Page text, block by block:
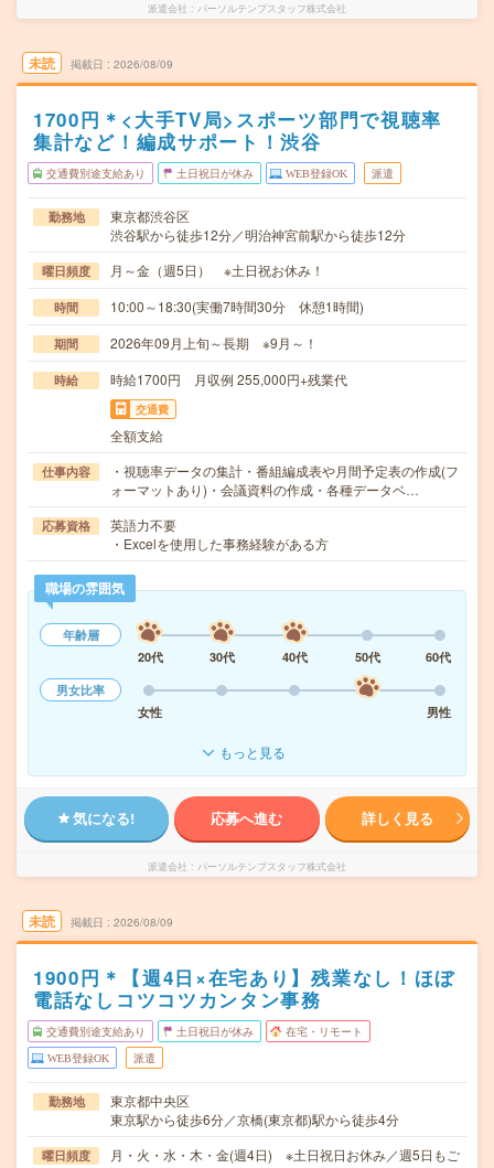
派遣会社 パーソルテンプスタッフ株式会社
未読 掲載日 2026/08/09
1700円＊<大手TV局>スポーツ部門で視聴率
集計など！編成サポート！渋谷
交通費別途支給あり 土日祝日が休み WEB登録OK 派遣
勤務地
東京都渋谷区
渋谷駅から徒歩12分／明治神宮前駅から徒歩12分
曜日頻度 月～金（週5日） ※土日祝お休み！
時間 10:00～18:30(実働7時間30分 休憩1時間)
期間 2026年09月上旬～長期 ※9月～！
時給 時給1700円 月収例 255,000円+残業代
交通費
全額支給
仕事内容
・視聴率データの集計・番組編成表や月間予定表の作成(フ
ォーマットあり)・会議資料の作成・各種データベ…
応募資格
英語力不要
・Excelを使用した事務経験がある方
職場の雰囲気
年齢層
20代
30代 40代 50代
60代
男女比率
女性
男性
もっと見る
気になる! 応募へ進む 詳しく見る
派遣会社 パーソルテンプスタッフ株式会社
未読 掲載日 2026/08/09
1900円＊【週4日×在宅あり】残業なし！ほぼ
電話なしコツコツカンタン事務
交通費別途支給あり 土日祝日が休み 在宅・リモート
WEB登録OK 派遣
勤務地
東京都中央区
東京駅から徒歩6分／京橋(東京都)駅から徒歩4分
曜日頻度
月・火・水・木・金(週4日) ※土日祝日お休み／週5日もご